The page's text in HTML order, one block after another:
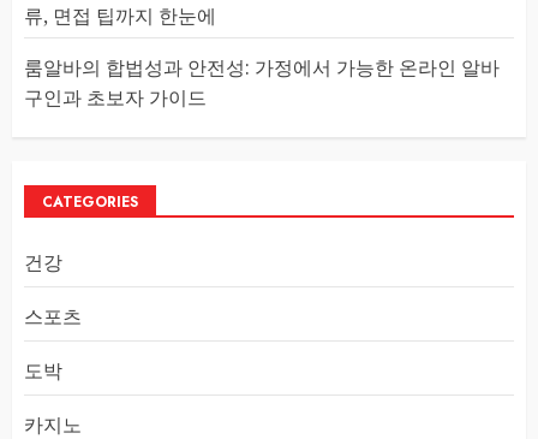
류, 면접 팁까지 한눈에
룸알바의 합법성과 안전성: 가정에서 가능한 온라인 알바
구인과 초보자 가이드
CATEGORIES
건강
스포츠
도박
카지노